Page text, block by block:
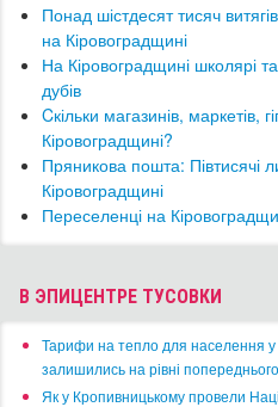
Понад шістдесят тисяч
на Кіровоградщині
На Кіровоградщині школярі
дубів
Cкільки магазинів, маркетів,
Кіровоградщині?
Пряникова пошта: Півтисячі
Кіровоградщині
Переселенці на
В ЭПИЦЕНТРЕ ТУСОВКИ
​Тарифи на тепло для населення
залишились на рівні
​Як у Кропивницькому провели